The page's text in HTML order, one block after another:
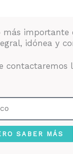
más importante
idónea y
contactaremos
SABER MÁS